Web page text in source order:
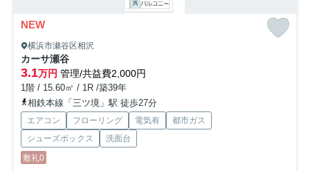
NEW
横浜市瀬谷区相沢
カーサ瀬谷
3.1万円 管理/共益費2,000円
1階 / 15.60㎡ / 1R /築39年
相鉄本線「三ツ境」駅 徒歩27分
エアコン フローリング 電気有
都市ガス
シューズボックス
洗面台
敷礼0